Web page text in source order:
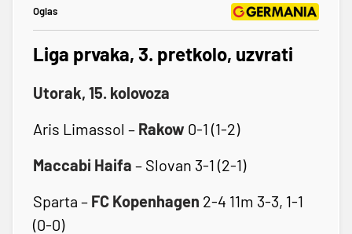
Oglas
Liga prvaka, 3. pretkolo, uzvrati
Utorak, 15. kolovoza
Aris Limassol – Rakow 0-1 (1-2)
Maccabi Haifa – Slovan 3-1 (2-1)
Sparta – FC Kopenhagen 2-4 11m 3-3, 1-1
(0-0)